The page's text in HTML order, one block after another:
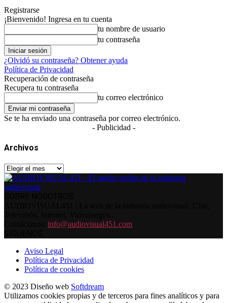
Registrarse
¡Bienvenido! Ingresa en tu cuenta
tu nombre de usuario
tu contraseña
¿Olvidó su contraseña? Obtener ayuda
Política de Privacidad
Recuperación de contraseña
Recupera tu contraseña
tu correo electrónico
Se te ha enviado una contraseña por correo electrónico.
- Publicidad -
Archivos
Archivos
info@audiovisual451.com
Aviso Legal
Política de Privacidad
Política de cookies
© 2023 Diseño web Softdream
Utilizamos cookies propias y de terceros para fines analíticos y para